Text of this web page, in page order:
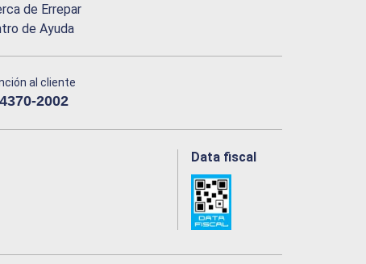
de Errepar
de Ayuda
al cliente
2002
Data fiscal